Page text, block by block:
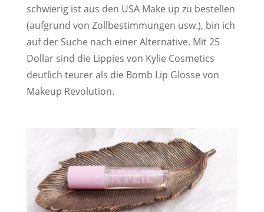
schwierig ist aus den USA Make up zu bestellen
(aufgrund von Zollbestimmungen usw.), bin ich
auf der Suche nach einer Alternative. Mit 25
Dollar sind die Lippies von Kylie Cosmetics
deutlich teurer als die Bomb Lip Glosse von
Makeup Revolution.